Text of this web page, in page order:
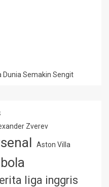
Dunia Semakin Sengit
Zverev
Aston Villa
liga inggris